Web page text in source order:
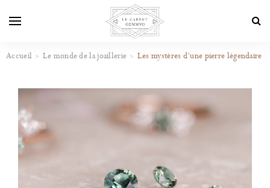
Accueil Le monde de la joaillerie Les mystères d’une pierre légendaire